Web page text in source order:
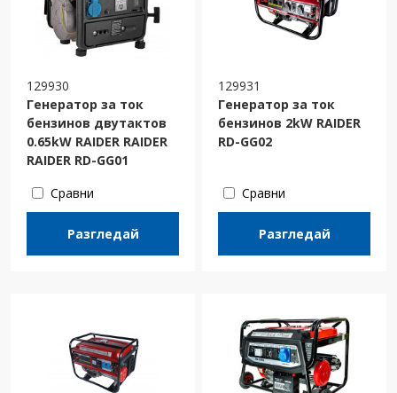
129930
Генератор за ток
бензинов двутактов
0.65kW RAIDER RAIDER
RAIDER RD-GG01
Сравни
Разгледай
129931
Генератор за ток
бензинов 2kW RAIDER
RD-GG02
Сравни
Разгледай